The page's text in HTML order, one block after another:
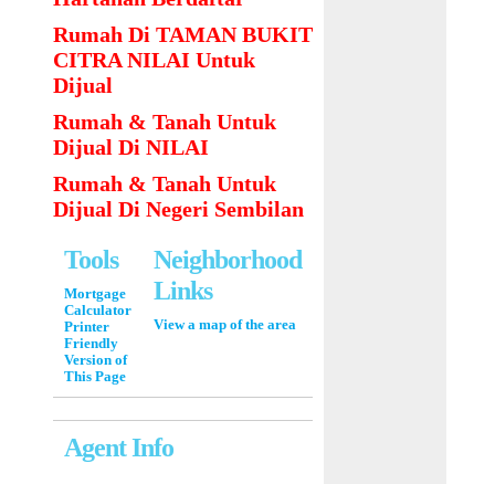
Rumah Di TAMAN BUKIT
CITRA NILAI Untuk
Dijual
Rumah & Tanah Untuk
Dijual Di NILAI
Rumah & Tanah Untuk
Dijual Di Negeri Sembilan
Tools
Mortgage
Calculator
Printer
Friendly
Version of
This Page
Neighborhood
Links
View a map of the area
Agent Info